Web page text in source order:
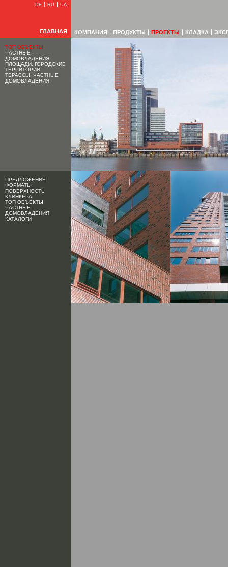
DE RU UA
ГЛАВНАЯ КОМПАНИЯ ПРОДУКТЫ ПРОЕКТЫ КЛАДКА
ТОП ОБЪЕКТЫ
ЧАСТНЫЕ
ДОМОВЛАДЕНИЯ
ПЛОЩАДИ, ГОРОДСКИЕ
ТЕРРИТОРИИ
ТЕРАССЫ, ЧАСТНЫЕ
ДОМОВЛАДЕНИЯ
ПРЕДЛОЖЕНИЕ
ФОРМАТЫ
ПОВЕРХНОСТЬ
КЛИНКЕРА
ТОП ОБЪЕКТЫ
ЧАСТНЫЕ
ДОМОВЛАДЕНИЯ
КАТАЛОГИ